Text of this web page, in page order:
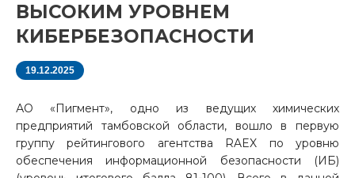
ВЫСОКИМ УРОВНЕМ
КИБЕРБЕЗОПАСНОСТИ
19.12.2025
АО «Пигмент», одно из ведущих химических
предприятий тамбовской области, вошло в первую
группу рейтингового агентства RAEX по уровню
обеспечения информационной безопасности (ИБ)